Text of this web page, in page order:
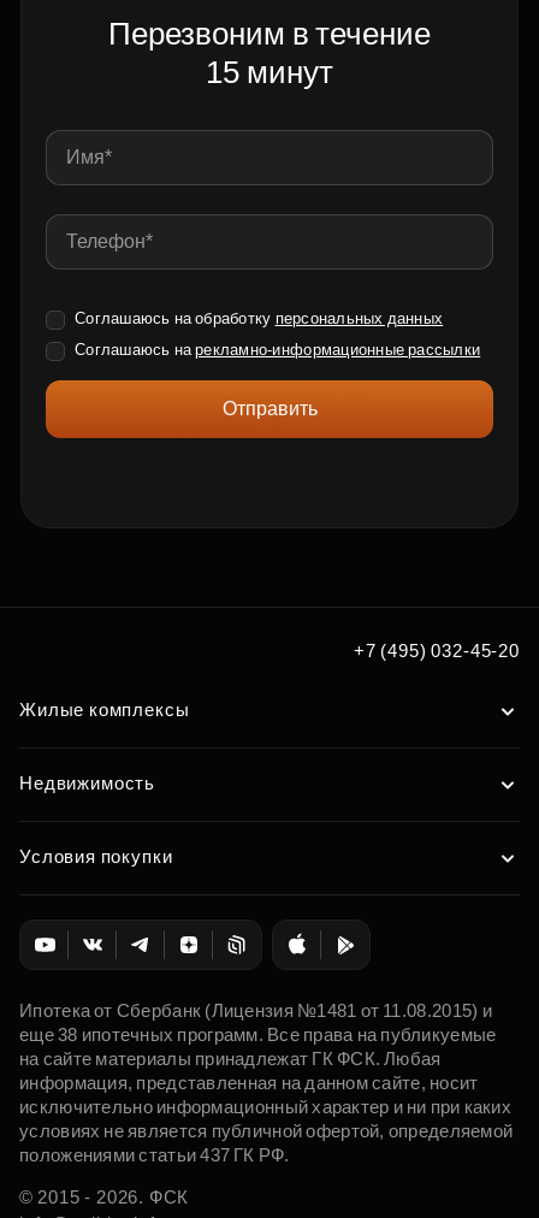
Перезвоним в течение
15 минут
Соглашаюсь на обработку персональных данных
Соглашаюсь нарекламно-информационные рассылки
Отправить
+7 (495) 032-45-20
Жилые комплексы
Недвижимость
Условия покупки
Ипотека от Сбербанк (Лицензия №1481 от 11.08.2015) и
еще 38 ипотечных программ. Все права на публикуемые
на сайте материалы принадлежат ГК ФСК. Любая
информация, представленная на данном сайте, носит
исключительно информационный характер и ни при каких
условиях не является публичной офертой, определяемой
положениями статьи 437 ГК РФ.
© 2015 - 2026. ФСК